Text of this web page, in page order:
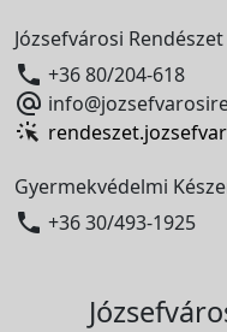
Józsefvárosi Rendészet
 +36 80/204-618

Gyermekvédelmi
 +36 30/493-1925